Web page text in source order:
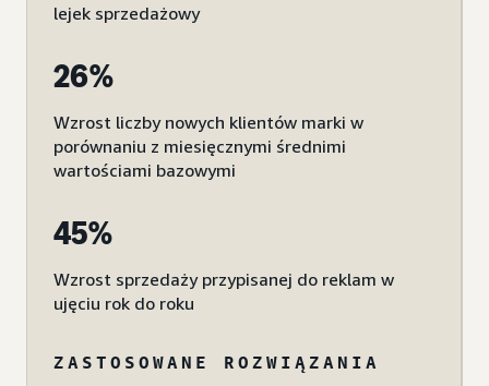
lejek sprzedażowy
26%
Wzrost liczby nowych klientów marki w
porównaniu z miesięcznymi średnimi
wartościami bazowymi
45%
Wzrost sprzedaży przypisanej do reklam w
ujęciu rok do roku
ZASTOSOWANE ROZWIĄZANIA